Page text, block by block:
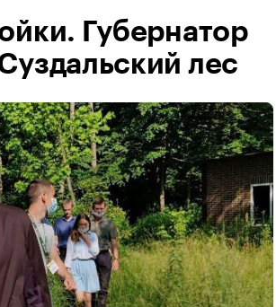
Губернатор
лес